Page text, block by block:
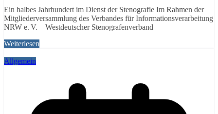
Ein halbes Jahrhundert im Dienst der Stenografie Im Rahmen der
Mitgliederversammlung des Verbandes für Informationsverarbeitung
NRW e. V. – Westdeutscher Stenografenverband
Weiterlesen
Allgemein